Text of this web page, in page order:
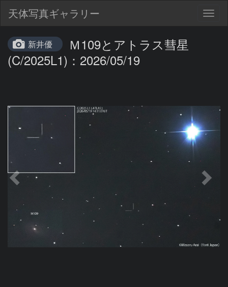
天体写真ギャラリー
新井優
Ｍ109とアトラス彗星
(C/2025L1)：2026/05/19